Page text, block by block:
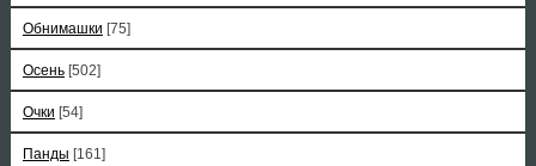
Обнимашки [75]
Осень [502]
Очки [54]
Панды [161]